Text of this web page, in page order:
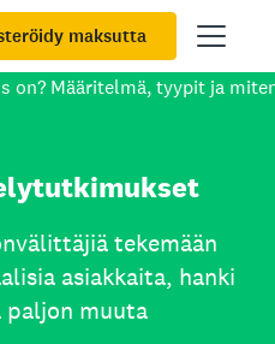
maksutta
on? Määritelmä, tyypit ja
tekemään
asiakkaita, hanki
muuta